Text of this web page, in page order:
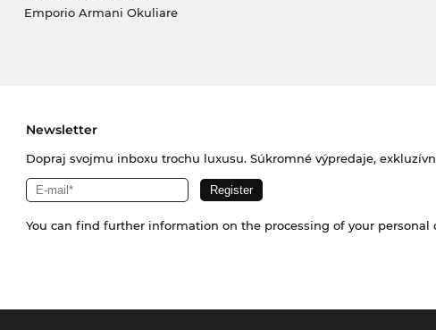
Emporio Armani Okuliare
Newsletter
Dopraj svojmu inboxu trochu luxusu. Súkromné výpredaje,
You can find further information on the processing of your personal